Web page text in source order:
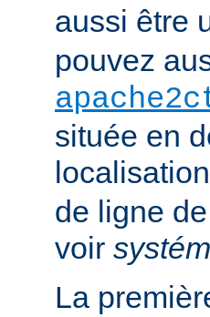
aussi être
pouvez
située en
de ligne
voir
La